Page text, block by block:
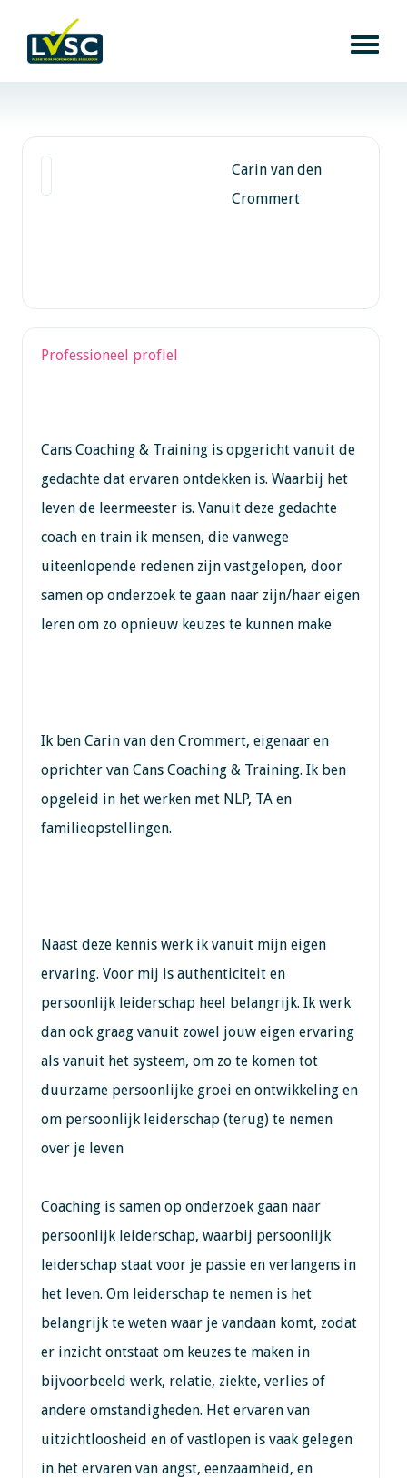
Carin van den
Crommert
Professioneel profiel
Cans Coaching & Training is opgericht vanuit de
gedachte dat ervaren ontdekken is. Waarbij het
leven de leermeester is. Vanuit deze gedachte
coach en train ik mensen, die vanwege
uiteenlopende redenen zijn vastgelopen, door
samen op onderzoek te gaan naar zijn/haar eigen
leren om zo opnieuw keuzes te kunnen make
Ik ben Carin van den Crommert, eigenaar en
oprichter van Cans Coaching & Training. Ik ben
opgeleid in het werken met NLP, TA en
familieopstellingen.
Naast deze kennis werk ik vanuit mijn eigen
ervaring. Voor mij is authenticiteit en
persoonlijk leiderschap heel belangrijk. Ik werk
dan ook graag vanuit zowel jouw eigen ervaring
als vanuit het systeem, om zo te komen tot
duurzame persoonlijke groei en ontwikkeling en
om persoonlijk leiderschap (terug) te nemen
over je leven
Coaching is samen op onderzoek gaan naar
persoonlijk leiderschap, waarbij persoonlijk
leiderschap staat voor je passie en verlangens in
het leven. Om leiderschap te nemen is het
belangrijk te weten waar je vandaan komt, zodat
er inzicht ontstaat om keuzes te maken in
bijvoorbeeld werk, relatie, ziekte, verlies of
andere omstandigheden. Het ervaren van
uitzichtloosheid en of vastlopen is vaak gelegen
in het ervaren van angst, eenzaamheid, en